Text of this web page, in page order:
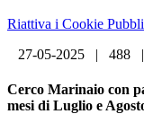
Riattiva i Cookie
27-05-2025
| 488 |
Cerco Marinaio con
mesi di Luglio e